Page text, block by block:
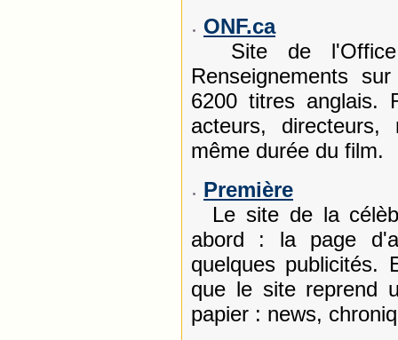
ONF.ca
Site de l'Office
Renseignements
6200 titres anglais.
acteurs,
même durée du film.
Première
Le site de la
abord : la page
quelques publicités.
que le site reprend
papier : news,